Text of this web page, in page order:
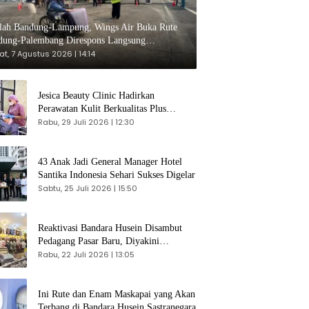
Bandung-Lampung, Wings Air Buka Rute
Palembang Direspons Langsung
7 Agustus 2026 | 14:14
Jesica Beauty Clinic Hadirkan
Perawatan Kulit Berkualitas Plus
Konsultasi Gratis
Rabu, 29 Juli 2026 | 12:30
43 Anak Jadi General Manager Hotel
Santika Indonesia Sehari Sukses Digelar
Sabtu, 25 Juli 2026 | 15:50
Reaktivasi Bandara Husein Disambut
Pedagang Pasar Baru, Diyakini
Bangkitkan Kembali Ekonomi Bandung
Rabu, 22 Juli 2026 | 13:05
Ini Rute dan Enam Maskapai yang Akan